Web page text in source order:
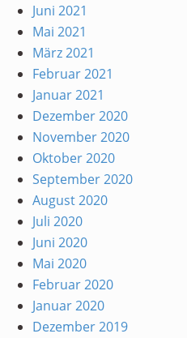
Juni 2021
Mai 2021
März 2021
Februar 2021
Januar 2021
Dezember 2020
November 2020
Oktober 2020
September 2020
August 2020
Juli 2020
Juni 2020
Mai 2020
Februar 2020
Januar 2020
Dezember 2019